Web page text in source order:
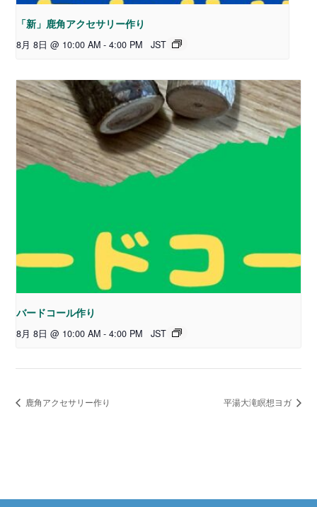
「新」鹿角アクセサリー作り
8月 8日 @ 10:00 AM - 4:00 PM JST
バードコール作り
8月 8日 @ 10:00 AM - 4:00 PM JST
鹿角アクセサリー作り 平湯大滝瞑想ヨガ